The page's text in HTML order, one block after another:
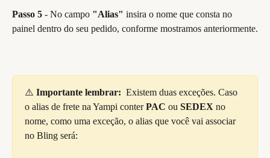
Passo 5 - No campo "Alias" insira o nome que consta no
painel dentro do seu pedido, conforme mostramos anteriormente.
⚠️ Importante lembrar: Existem duas exceções. Caso
o alias de frete na Yampi conter PAC ou SEDEX no
nome, como uma exceção, o alias que você vai associar
no Bling será: